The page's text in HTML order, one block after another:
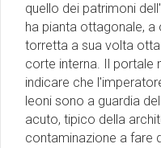
quello dei patrimoni
ha pianta ottagonale,
torretta a sua volta
corte interna. Il portale
indicare che
leoni sono a guardia
acuto, tipico della
contaminazione a fare